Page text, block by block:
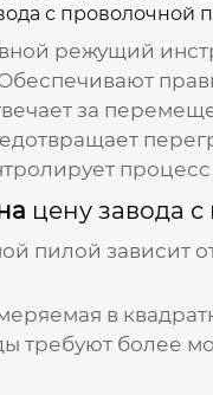
с проволочной
режущий
за
цену завода
пилой зависит
в
требуют более